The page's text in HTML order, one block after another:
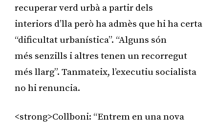
recuperar verd urbà a partir dels
interiors d’lla però ha admès que hi ha certa
“dificultat urbanística”. “Alguns són
més senzills i altres tenen un recorregut
més llarg”. Tanmateix, l’executiu socialista
no hi renuncia.
<strong>Collboni: “Entrem en una nova